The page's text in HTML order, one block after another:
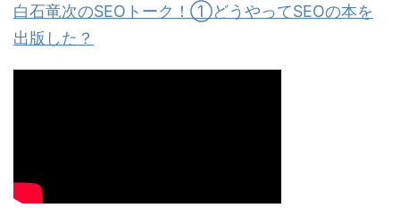
白石竜次のSEOトーク！①どうやってSEOの本を
出版した？